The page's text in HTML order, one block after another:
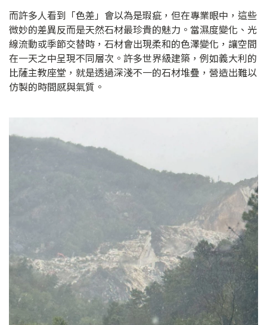
而許多人看到「色差」會以為是瑕疵，但在專業眼中，這些
微妙的差異反而是天然石材最珍貴的魅力。當濕度變化、光
線流動或季節交替時，石材會出現柔和的色澤變化，讓空間
在一天之中呈現不同層次。許多世界級建築，例如義大利的
比薩主教座堂，就是透過深淺不一的石材堆疊，營造出難以
仿製的時間感與氣質。